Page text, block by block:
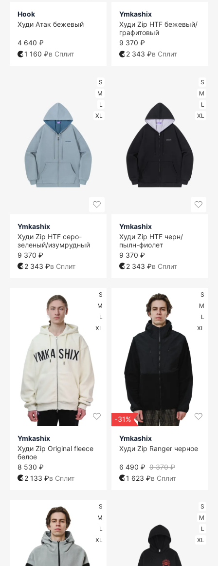
Hook
Худи Атак бежевый
4 640 ₽
1 160 ₽в Сплит
Ymkashix
Худи Zip HTF бежевый/
графитовый
9 370 ₽
2 343 ₽в Сплит
S
M
L
XL
Ymkashix
Худи Zip HTF серо-
зеленый/изумрудный
9 370 ₽
2 343 ₽в Сплит
S
M
L
XL
Ymkashix
Худи Zip HTF черн/
пылн-фиолет
9 370 ₽
2 343 ₽в Сплит
S
M
L
XL
Ymkashix
Худи Zip Original fleece
белое
8 530 ₽
2 133 ₽в Сплит
S
M
L
XL
-31%
Ymkashix
Худи Zip Ranger черное
9 370 ₽
6 490 ₽
1 623 ₽в Сплит
S
M
L
XL
S
M
L
XL